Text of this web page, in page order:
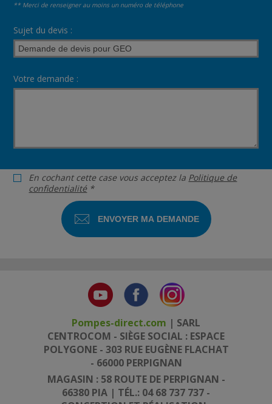
** Merci de renseigner au moins un numéro de téléphone
Sujet du devis :
Votre demande :
En cochant cette case vous acceptez la Politique de
confidentialité*
Pompes-direct.com | SARL
CENTROCOM - SIÈGE SOCIAL : ESPACE
POLYGONE - 303 RUE EUGÈNE FLACHAT
- 66000 PERPIGNAN
MAGASIN : 58 ROUTE DE PERPIGNAN -
66380 PIA | TÉL.: 04 68 737 737 -